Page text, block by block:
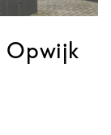
Opwijk